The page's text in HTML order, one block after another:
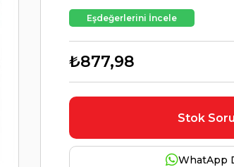
Eşdeğerlerini İncele
₺877,98
Stok
WhatApp